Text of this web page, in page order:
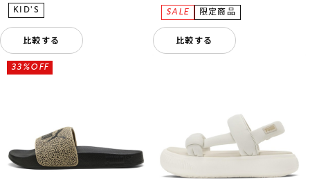
比較する 比較する
33%OFF